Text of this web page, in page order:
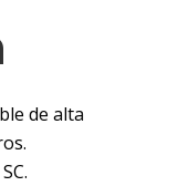
de alta